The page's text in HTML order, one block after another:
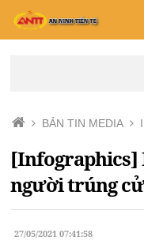
BẢN TIN MEDIA
[Infographics]
người trúng
27/05/2021 07:41:58